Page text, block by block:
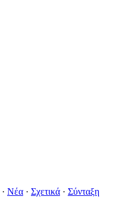
· Νέα · Σχετικά · Σύνταξη